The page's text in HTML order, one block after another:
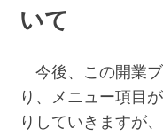
いて
今後、この開業
り、メニュー項目
りしていきますが